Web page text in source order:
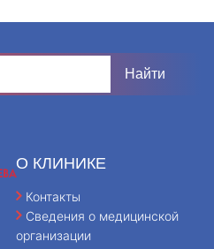
О КЛИНИКЕ
Контакты
Сведения о медицинской
организации